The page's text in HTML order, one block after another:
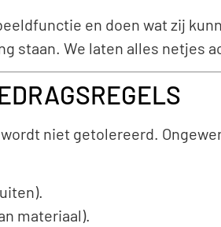
en doen wat zij
staan. We laten alles netjes
niet getolereerd.
materiaal).